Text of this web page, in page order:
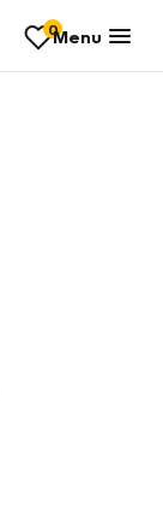
0Menu